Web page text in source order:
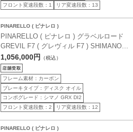
フロント変速段数：1
リア変速段数：13
PINARELLO ( ピナレロ )
PINARELLO ( ピナレロ ) グラベルロード
GREVIL F7 ( グレヴィル F7 ) SHIMANO
GRX825 Di2 2x12 H310 ストーン ターコイ
ズ 47 (身長目安160cm前後)
1,056,000円 （税込）
フレーム素材：カーボン
ブレーキタイプ：ディスク オイル
コンポグレード：シマノ GRX DI2
フロント変速段数：2
リア変速段数：12
PINARELLO ( ピナレロ )